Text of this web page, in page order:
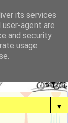
▼
its services
user-agent are
and security
usage